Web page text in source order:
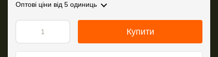
Оптові ціни від 5 одиниць
Купити